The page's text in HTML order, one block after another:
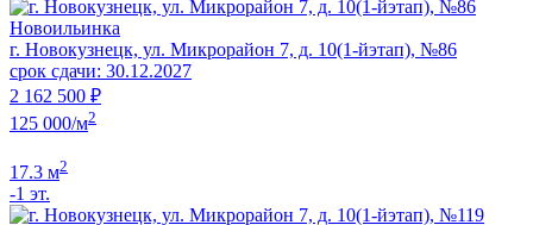
Новоильинка
г. Новокузнецк, ул. Микрорайон 7, д. 10(1-йэтап), №86
срок сдачи: 30.12.2027
2 162 500 ₽
125 000/м2
17.3 м2
-1 эт.